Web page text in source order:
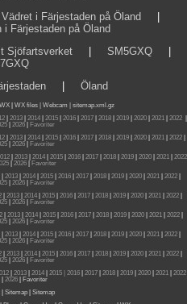
Vädret i Färjestaden på Öland
i Färjestaden på Öland
Sjöfartsverket SM5GXQ
| Öland
WX WX files | Webcam |
sitemap.xml.gz
| 2013| 2014| 2015| 2016| 2017| 2018| 2019| 2020| 2021| 2022|
| 2026|
Favoriter
2013 2014 2015 2016 2017 2018 2019 2020 2021 2022
| 2026|
Favoriter
2013 2014 2015 2016 2017 2018 2019 2020 2021
2022
| 2026|
Favoriter
2013 2014 2015 2016 2017 2018 2019 2020 2021 2022
| 2026|
Favoriter
| 2013| 2014| 2015| 2016| 2017| 2018| 2019| 2020| 2021| 2022|
| 2026|
Favoriter
| 2013| 2014| 2015| 2016| 2017| 2018| 2019| 2020| 2021| 2022|
| 2026|
Favoriter
| 2013| 2014| 2015| 2016| 2017| 2018| 2019| 2020| 2021| 2022|
| 2026|
Favoriter
2013 2014 2015 2016 2017 2018 2019 2020 2021 2022
| 2026|
Favoriter
| 2013| 2014| 2015 | 2016| 2017| 2018| 2019| 2020| 2021| 2022
| 2026|
Favoriter
Sitemap
Sitemap